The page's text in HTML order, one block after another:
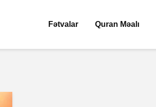
Fətvalar Quran Məalı